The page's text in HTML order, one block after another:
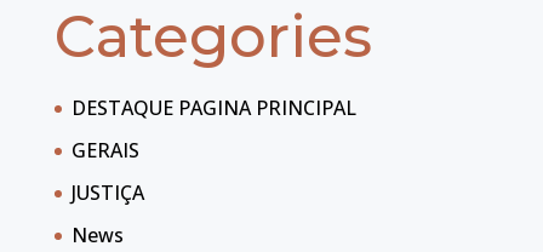
Categories
DESTAQUE PAGINA PRINCIPAL
GERAIS
JUSTIÇA
News